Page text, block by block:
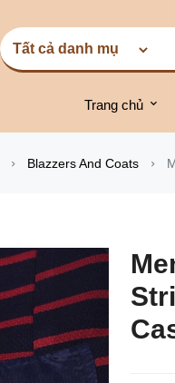
Trang chủ
Blazzers And Coats